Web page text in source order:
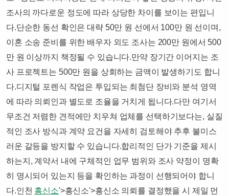
조사의 까다로운 정도에 따라 상당한 차이를 보이는 편입니
다.​단순한 동선 확인은 대략 50만 원 선에서 100만 원 선이며,
이혼 소송 준비를 위한 배우자 외도 조사는 200만 원에서 500
만 원 이상까지 책정될 수 있습니다.​만약 장기간 이어지는 조
사 프로젝트는 500만 원을 상회하는 금액이 발생하기도 합니
다.​디지털 포렌식 작업은 투입되는 최첨단 장비와 분석 영역
에 따라 의뢰인과 별도로 조율을 거치게 됩니다.​다만 여기서
무조건 저렴한 견적에만 치우쳐 업체를 선택하기보다는, 실질
적인 조사 방식과 계약 요건을 자세히 검토해야 추후 불미스
러운 갈등을 방지할 수 있습니다.​합리적인 단가 기준을 제시
하는지, 계약서 내에 구체적인 업무 범위와 조사 약정이 명확
히 명시되어 있는지 등을 확인하는 과정이 선행되어야 합니
다.​인천 흥신소'>흥신소'>흥신소 의뢰를 결정했을 시 제일 먼